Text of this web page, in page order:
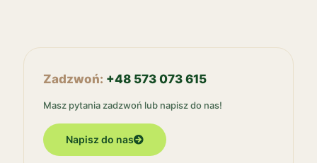
Zadzwoń: +48 573 073 615
Masz pytania zadzwoń lub napisz do nas!
Napisz do nas